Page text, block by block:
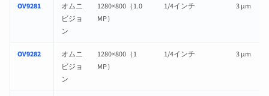
OV9281
オムニ
ビジョ
ン
1280×800（1.0
MP）
1/4インチ 3 µm
OV9282
オムニ
ビジョ
ン
1280×800（1
MP）
1/4インチ 3 µm